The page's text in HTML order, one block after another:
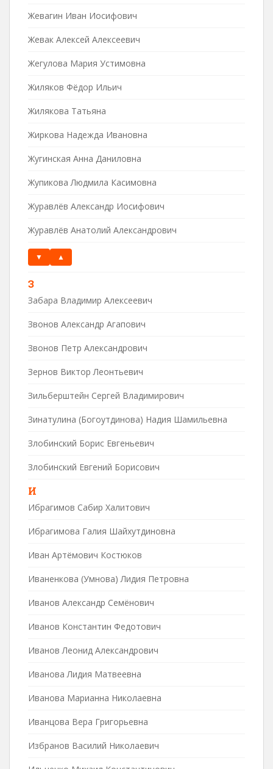
Жевагин Иван Иосифович
Жевак Алексей Алексеевич
Жегулова Мария Устимовна
Жиляков Фёдор Ильич
Жилякова Татьяна
Жиркова Надежда Ивановна
Жугинская Анна Даниловна
Жупикова Людмила Касимовна
Журавлёв Александр Иосифович
Журавлёв Анатолий Александрович
▼ ▲
З
Забара Владимир Алексеевич
Звонов Александр Агапович
Звонов Петр Александрович
Зернов Виктор Леонтьевич
Зильберштейн Сергей Владимирович
Зинатулина (Богоутдинова) Надия Шамильевна
Злобинский Борис Евгеньевич
Злобинский Евгений Борисович
И
Ибрагимов Сабир Халитович
Ибрагимова Галия Шайхутдиновна
Иван Артёмович Костюков
Иваненкова (Умнова) Лидия Петровна
Иванов Александр Семёнович
Иванов Константин Федотович
Иванов Леонид Александрович
Иванова Лидия Матвеевна
Иванова Марианна Николаевна
Иванцова Вера Григорьевна
Избранов Василий Николаевич